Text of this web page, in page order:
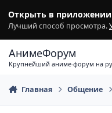
Открыть в приложении
Лучший способ просмотра.
АнимеФорум
Крупнейший аниме-форум на
Главная Общение